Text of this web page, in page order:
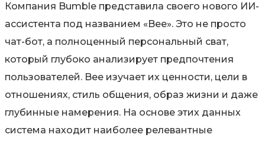
Компания Bumble представила своего нового ИИ-
ассистента под названием «Bee». Это не просто
чат-бот, а полноценный персональный сват,
который глубоко анализирует предпочтения
пользователей. Bee изучает их ценности, цели в
отношениях, стиль общения, образ жизни и даже
глубинные намерения. На основе этих данных
система находит наиболее релевантные